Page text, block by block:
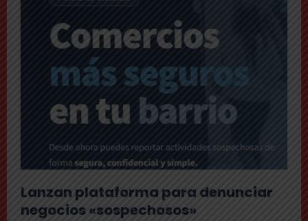
Lanzan plataforma para denunciar
negocios «sospechosos»